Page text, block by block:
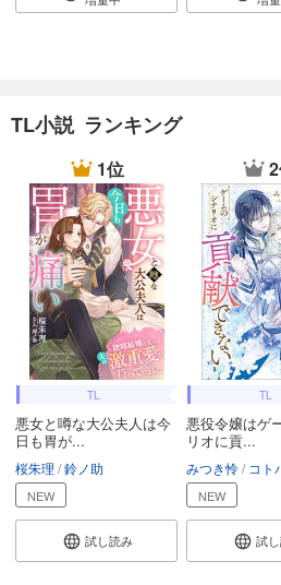
TL小説 ランキング
1位
TL
悪女と噂な大公夫人は今
日も胃が...
桜朱理 鈴ノ助
NEW
試し読み
TL
悪役令嬢はゲ
リオに貢...
みつき怜 コト
NEW
試